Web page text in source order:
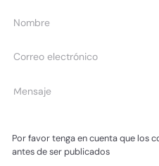
Nombre
Correo
Mensaje
Por favor tenga en cuenta que los
antes de ser publicados